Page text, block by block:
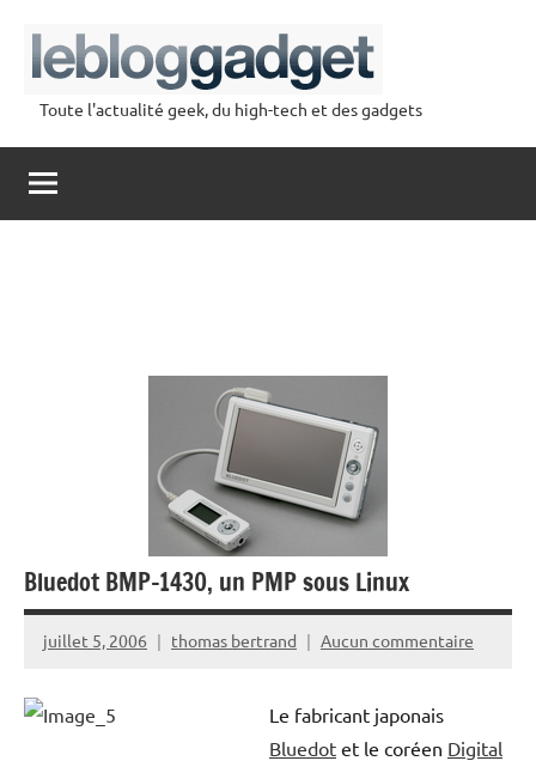
contenu
lebloggadget
Toute l'actualité geek, du high-tech et des gadgets
Bluedot BMP-1430, un PMP sous Linux
juillet 5, 2006 thomas bertrand Aucun commentaire
Le fabricant japonais
Bluedot et le coréen Digital